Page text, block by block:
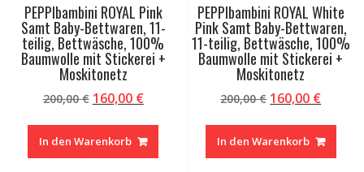
PEPPIbambini ROYAL Pink
Samt Baby-Bettwaren, 11-
teilig, Bettwäsche, 100%
Baumwolle mit Stickerei +
Moskitonetz
200,00€ Ursprünglicher
war:
200,00 €
160,00 €Aktueller
160,00 €.
In den Warenkorb
PEPPIbambini ROYAL White
Pink Samt Baby-Bettwaren,
11-teilig, Bettwäsche, 100%
Baumwolle mit Stickerei +
Moskitonetz
200,00€ Ursprünglicher
war:
200,00 €
160,00 €
160,00
In den Warenkorb